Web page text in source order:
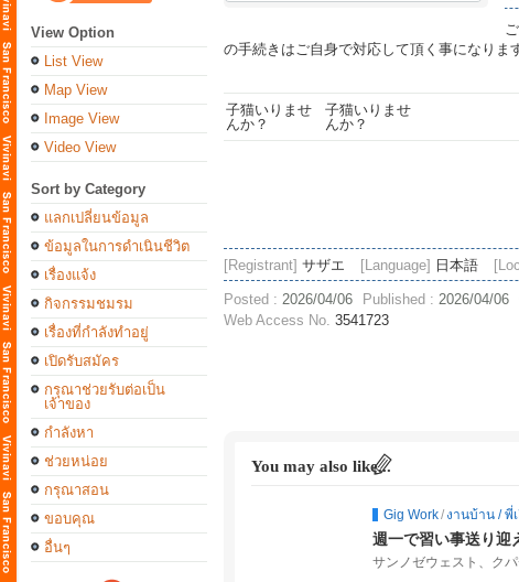
View Option
List View
Map View
Image View
Video View
Sort by Category
แลกเปลี่ยนข้อมูล
ข้อมูลในการดำเนินชีวิต
เรื่องแจ้ง
กิจกรรมชมรม
เรื่องที่กำลังทำอยู่
เปิดรับสมัคร
กรุณาช่วยรับต่อเป็น
เจ้าของ
กำลังหา
ช่วยหน่อย
กรุณาสอน
ขอบคุณ
อื่นๆ
の手続きはご自身で対応して頂く事になりま
[Registrant] サザエ [Language] 日本語
Posted : 2026/04/06 Published : 2026/04/06
Web Access No. 3541723
You may also like...
Gig Work/ งานบ้าน / พี่
週一で習い事送り迎
サンノゼウェスト、ク